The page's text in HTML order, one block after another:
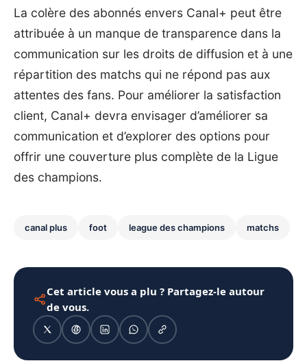
La colère des abonnés envers Canal+ peut être
attribuée à un manque de transparence dans la
communication sur les droits de diffusion et à une
répartition des matchs qui ne répond pas aux
attentes des fans. Pour améliorer la satisfaction
client, Canal+ devra envisager d’améliorer sa
communication et d’explorer des options pour
offrir une couverture plus complète de la Ligue
des champions.
canal plus foot league des champions matchs
Cet article vous a plu ? Partagez-le autour
de vous.